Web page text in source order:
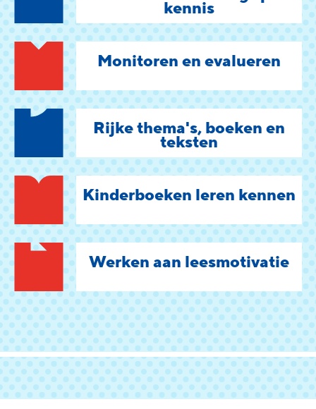
kennis
Monitoren en evalueren
Rijke thema's, boeken en
teksten
Kinderboeken leren kennen
Werken aan leesmotivatie